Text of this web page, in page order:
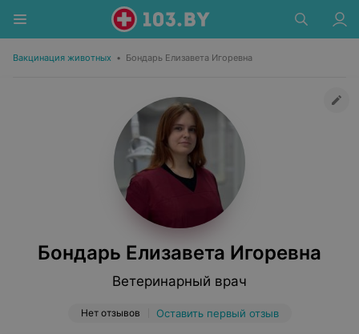
Вакцинация животных • Бондарь Елизавета Игоревна
Бондарь Елизавета Игоревна
Ветеринарный врач
Нет отзывов Оставить первый отзыв